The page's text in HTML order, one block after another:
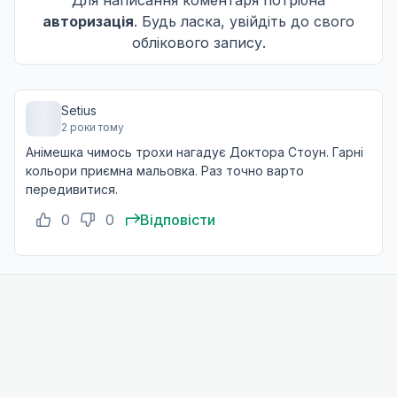
Дощ у темній ночі
11 вер. 2020
18 вер. 2020
13 На сьомому небі
авторизація. Будь ласка, увійдіть до свого
облікового запису.
Setius
2 роки тому
Анімешка чимось трохи нагадує Доктора Стоун. Гарні
кольори приємна мальовка. Раз точно варто
передивитися.
0 0 Відповісти